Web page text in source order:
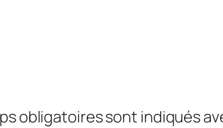
obligatoires sont indiqués